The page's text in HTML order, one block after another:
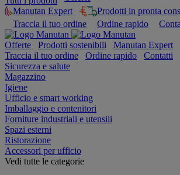
Manutan Expert
Prodotti in pronta
Traccia il tuo ordine
Ordine rapido
Offerte Prodotti sostenibili
Manutan Expert
Traccia il tuo ordine
Ordine rapido
Contatti
Sicurezza e salute
Magazzino
Igiene
Ufficio e smart working
Imballaggio e contenitori
Forniture industriali e utensili
Spazi esterni
Ristorazione
Accessori per ufficio
Vedi tutte le categorie